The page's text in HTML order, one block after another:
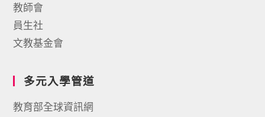
教師會
員生社
文教基金會
多元入學管道
教育部全球資訊網